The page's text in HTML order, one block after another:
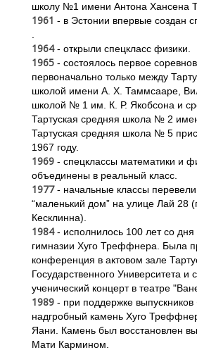
школу №1 имени Антона Хансена
1961 - в Эстонии впервые создан
1964- открыли спецкласс физики.
1965- состоялось первое
первоначально только между
школой имени А. Х. Таммсааре,
школой № 1 им. К. Р. Якобсона и
Тартуская средняя школа № 2
Тартуская средняя школа № 5
1967 году.
1969- спецклассы математики и
объединены в реальный класс.
1977- начальные классы
“маленький дом” на улице Лай 28
Кесклинна).
1984- исполнилось 100 лет со дня
гимназии Хуго Треффнера. Была
конференция в актовом зале
Государственного Университета и
ученический концерт в театре
1989- при поддержке выпускников
надгробный камень Хуго
Яани. Камень был восстановлен
Мати Кармином.